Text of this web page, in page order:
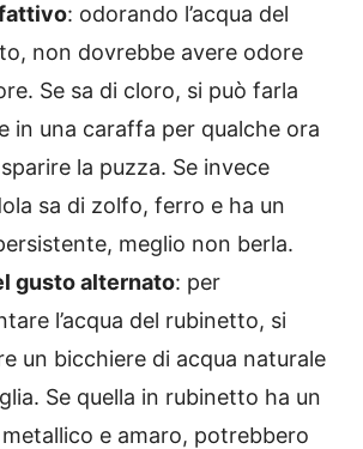
: odorando l’acqua del
non dovrebbe avere odore
Se sa di cloro, si può farla
in una caraffa per qualche ora
la puzza. Se invece
sa di zolfo, ferro e ha un
meglio non berla.
gusto alternato: per
l’acqua del rubinetto, si
un bicchiere di acqua naturale
Se quella in rubinetto ha un
e amaro, potrebbero